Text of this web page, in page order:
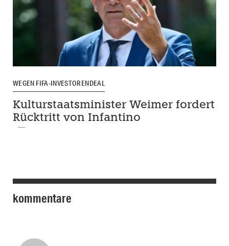
WEGEN FIFA-INVESTORENDEAL
Kulturstaatsminister Weimer fordert
Rücktritt von Infantino
kommentare